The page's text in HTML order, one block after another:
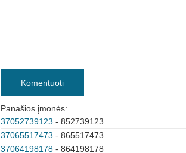
Komentuoti
Panašios įmonės:
37052739123 - 852739123
37065517473 - 865517473
37064198178 - 864198178